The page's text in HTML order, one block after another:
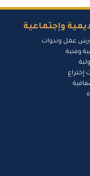
وإجتماعية
عمل وندوات
وفنية
إختراع